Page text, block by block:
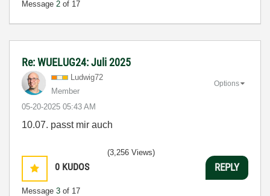
Message 2 of 17
Re: WUELUG24: Juli 2025
Ludwig72
Member
‎05-20-2025 05:43 AM
Options
10.07. passt mir auch
0 KUDOS
Message 3 of 17
(3,256 Views)
REPLY